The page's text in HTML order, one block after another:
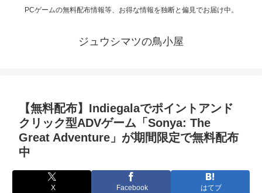
PCゲームの無料配布情報等、お得な情報を独断と偏見でお届け中。
ジュウシマツの鳥小屋
【無料配布】Indiegalaでポイントアンド
クリック型ADVゲーム「Sonya: The
Great Adventure」が期間限定で無料配布
中
X Facebook はてブ